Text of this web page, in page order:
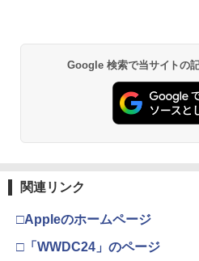
劇場版「鬼
窩座再来 通
￥3,523
(オリジナ
カー特典:【
り来たる！
ボード付)
Google 検索で当サイトの
関連リンク
□Appleのホームページ
□「WWDC24」のページ